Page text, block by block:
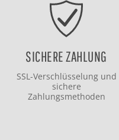
SICHERE ZAHLUNG
SSL-Verschlüsselung und
sichere
Zahlungsmethoden